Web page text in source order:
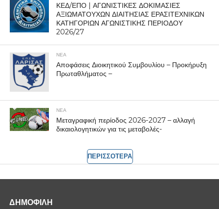
ΚΕΔ/ΕΠΟ | ΑΓΩΝΙΣΤΙΚΕΣ ΔΟΚΙΜΑΣΙΕΣ
ΑΞΙΩΜΑΤΟΥΧΩΝ ΔΙΑΙΤΗΣΙΑΣ ΕΡΑΣΙΤΕΧΝΙΚΩΝ
ΚΑΤΗΓΟΡΙΩΝ ΑΓΩΝΙΣΤΙΚΗΣ ΠΕΡΙΟΔΟΥ
2026/27
ΝΕΑ
Αποφάσεις Διοικητικού Συμβουλίου – Προκήρυξη
Πρωταθλήματος –
ΝΕΑ
Μεταγραφική περίοδος 2026-2027 – αλλαγή
δικαιολογητικών για τις μεταβολές-
ΠΕΡΙΣΣΟΤΕΡΑ
ΔΗΜΟΦΙΛΗ